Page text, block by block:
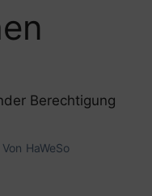
Berechtigung
Von HaWeSo